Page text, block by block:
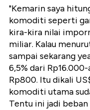
"Kemarin saya
komoditi seperti
kira-kira nilai
miliar. Kalau
sampai sekarang
6,5% dari
Rp800. Itu dikali
komoditi utama
Tentu ini jadi beban